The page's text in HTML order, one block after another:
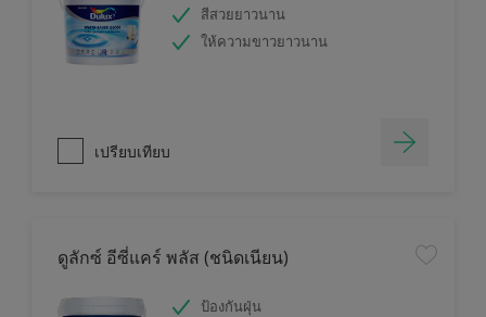
สีสวยยาวนาน
ให้ความขาวยาวนาน
เปรียบเทียบ
ดูลักซ์ อีซี่แคร์ พลัส (ชนิดเนียน)
ป้องกันฝุ่น